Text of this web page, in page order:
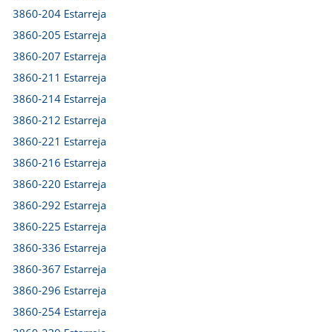
3860-204 Estarreja
3860-205 Estarreja
3860-207 Estarreja
3860-211 Estarreja
3860-214 Estarreja
3860-212 Estarreja
3860-221 Estarreja
3860-216 Estarreja
3860-220 Estarreja
3860-292 Estarreja
3860-225 Estarreja
3860-336 Estarreja
3860-367 Estarreja
3860-296 Estarreja
3860-254 Estarreja